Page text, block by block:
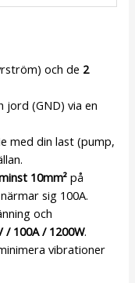
och de 2
jord (GND) via en
med din last (pump,
10mm² på
sig 100A.
och
/ 100A / 1200W.
vibrationer